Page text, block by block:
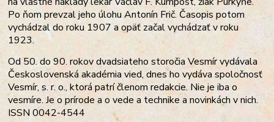
Po ňom prevzal jeho úlohuAntonín Frič. Časopis potom
vychádzal do roku 1907 a opäť začal vychádzať v roku
1923.
Od 50. do 90. rokov dvadsiateho storočia Vesmír vydávala
Československá akadémia vied, dnes ho vydáva spoločnosť
Vesmír, s. r. o., ktorá patrí členom redakcie. Nie je iba o
vesmíre. Je o prírode a o vede a technike a novinkách v nich.
ISSN 0042-4544